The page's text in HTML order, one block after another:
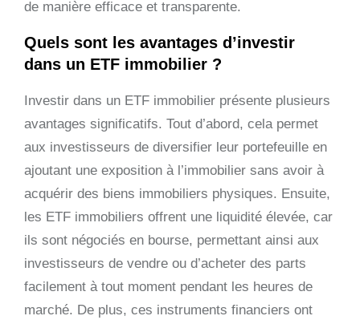
de manière efficace et transparente.
Quels sont les avantages d’investir
dans un ETF immobilier ?
Investir dans un ETF immobilier présente plusieurs
avantages significatifs. Tout d’abord, cela permet
aux investisseurs de diversifier leur portefeuille en
ajoutant une exposition à l’immobilier sans avoir à
acquérir des biens immobiliers physiques. Ensuite,
les ETF immobiliers offrent une liquidité élevée, car
ils sont négociés en bourse, permettant ainsi aux
investisseurs de vendre ou d’acheter des parts
facilement à tout moment pendant les heures de
marché. De plus, ces instruments financiers ont